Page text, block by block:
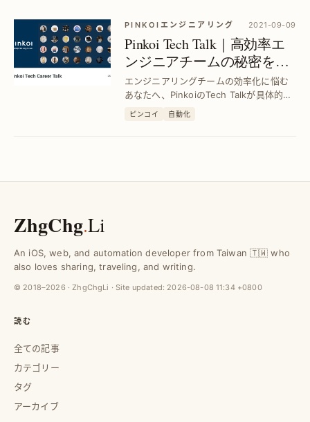
PINKOIエンジニアリング 2021-09-09
Pinkoi Tech Talk｜高効率エ
ンジニアチームの秘密を徹
底解説
エンジニアリングチームの効率化に悩む
あなたへ、PinkoiのTech Talkが具体的な
方法と成功事例を紹介。チーム生産性を
ピンコイ 自動化
ZhgChg.Li
An iOS, web, and automation developer from Taiwan 🇹🇼 who
also loves sharing, traveling, and writing.
© 2018–2026 · ZhgChgLi · Site updated: 2026-08-08 11:34 +0800
読む
全ての記事
カテゴリー
タグ
アーカイブ